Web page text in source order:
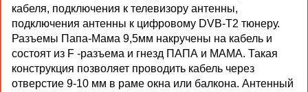
кабеля, подключения к телевизору антенны,
подключения антенны к цифровому DVB-T2 тюнеру.
Разъемы Папа-Мама 9,5мм накручены на кабель и
состоят из F -разъема и гнезд ПАПА и МАМА. Такая
конструкция позволяет проводить кабель через
отверстие 9-10 мм в раме окна или балкона. Антенный